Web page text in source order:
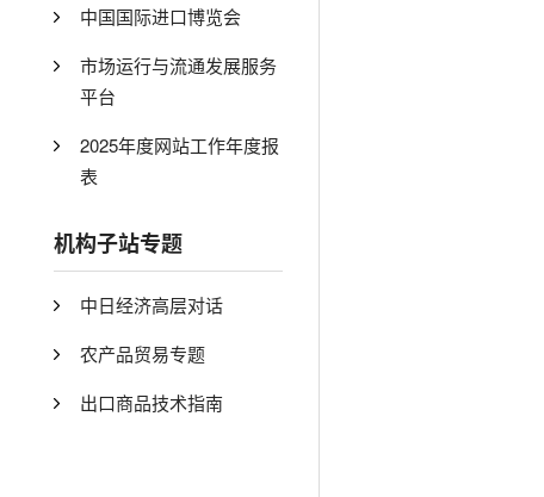
中国国际进口博览会
市场运行与流通发展服务
平台
2025年度网站工作年度报
表
机构子站专题
中日经济高层对话
农产品贸易专题
出口商品技术指南